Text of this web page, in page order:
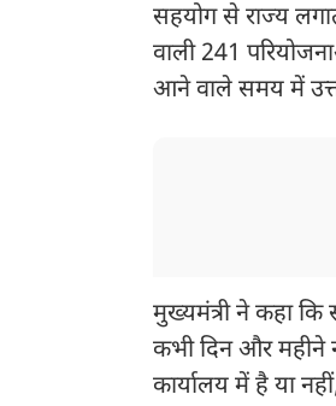
सहयोग से राज्य
वाली 241
आने वाले समय में
मुख्यमंत्री ने कहा कि
कभी दिन और महीने
कार्यालय में है या